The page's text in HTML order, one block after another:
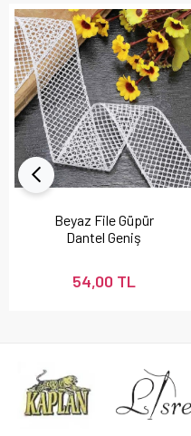
Beyaz File Güpür
Dantel Geniş
54,00 TL